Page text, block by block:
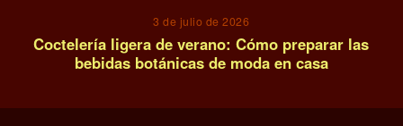
3 de julio de 2026
Coctelería ligera de verano: Cómo preparar las
bebidas botánicas de moda en casa